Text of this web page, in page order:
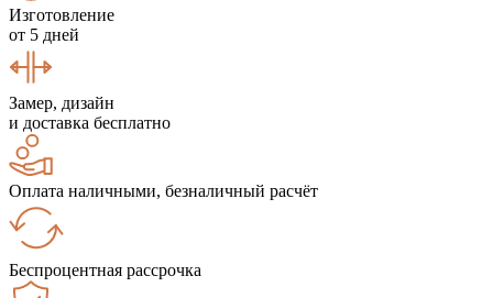
Изготовление
от 5 дней
Замер, дизайн
и доставка бесплатно
Оплата наличными, безналичный расчёт
Беспроцентная рассрочка